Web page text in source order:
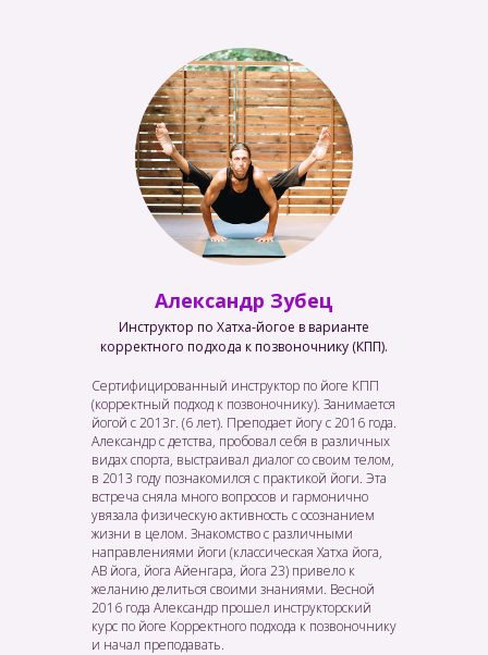
Александр Зубец
Инструктор по Хатха-йогое в варианте
корректного подхода к позвоночнику (КПП).
Сертифицированный инструктор по йоге КПП
(корректный подход к позвоночнику). Занимается
йогой с 2013г. (6 лет). Преподает йогу с 2016 года.
Александр с детства, пробовал себя в различных
видах спорта, выстраивал диалог со своим телом,
в 2013 году познакомился с практикой йоги. Эта
встреча сняла много вопросов и гармонично
увязала физическую активность с осознанием
жизни в целом. Знакомство с различными
направлениями йоги (классическая Хатха йога,
АВ йога, йога Айенгара, йога 23) привело к
желанию делиться своими знаниями. Весной
2016 года Александр прошел инструкторский
курс по йоге Корректного подхода к позвоночнику
и начал преподавать.